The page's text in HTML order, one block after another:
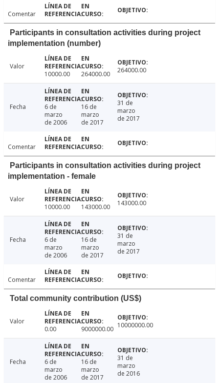
Comentar
Participants in consultation activities during project
implementation (number)
Valor
10000.00
264000.00 264000.00
Fecha
6 de
marzo
de 2006
16 de
marzo
de 2017
31 de
marzo
de 2017
Comentar
Participants in consultation activities during project
implementation - female
Valor
10000.00
143000.00 143000.00
Fecha
6 de
marzo
de 2006
16 de
marzo
de 2017
31 de
marzo
de 2017
Comentar
Total community contribution (US$)
Valor
0.00
9000000.00 10000000.00
Fecha
6 de
marzo
de 2006
16 de
marzo
de 2017
31 de
marzo
de 2016